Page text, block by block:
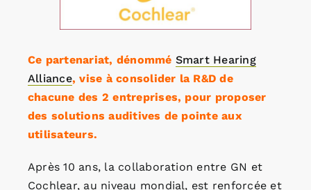
Ce partenariat, dénommé Smart Hearing
Alliance, vise à consolider la R&D de
chacune des 2 entreprises, pour proposer
des solutions auditives de pointe aux
utilisateurs.
Après 10 ans, la collaboration entre GN et
Cochlear, au niveau mondial, est renforcée et